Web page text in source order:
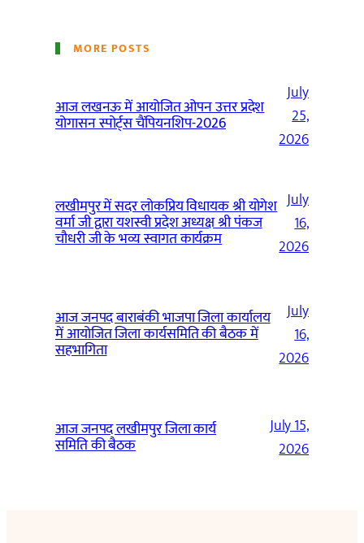
MORE POSTS
आज लखनऊ में आयोजित ओपन उत्तर प्रदेश
योगासन स्पोर्ट्स चैंपियनशिप-2026
July
25,
2026
लखीमपुर में सदर लोकप्रिय विधायक श्री योगेश
वर्मा जी द्वारा यशस्वी प्रदेश अध्यक्ष श्री पंकज
चौधरी जी के भव्य स्वागत कार्यक्रम
July
16,
2026
आज जनपद बाराबंकी भाजपा जिला कार्यालय
में आयोजित जिला कार्यसमिति की बैठक में
सहभागिता
July
16,
2026
आज जनपद लखीमपुर जिला कार्य
समिति की बैठक
July 15,
2026